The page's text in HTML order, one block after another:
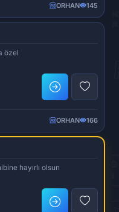
ORHAN 145
özel
ORHAN 166
hayırlı olsun